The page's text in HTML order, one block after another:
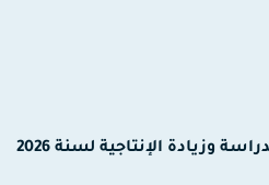
تطبيقات تساعدك على الدراسة وزيادة الإنتاجية لسنة 2026